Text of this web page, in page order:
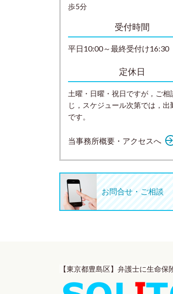
歩5分
受付時間
平日10:00～最終受付け16:30
定休日
土曜・日曜・祝日ですが，ご相
じ，スケジュール次第では，出
です。
当事務所概要・アクセスへ
お問合せ・ご相談
【東京都豊島区】弁護士に生命